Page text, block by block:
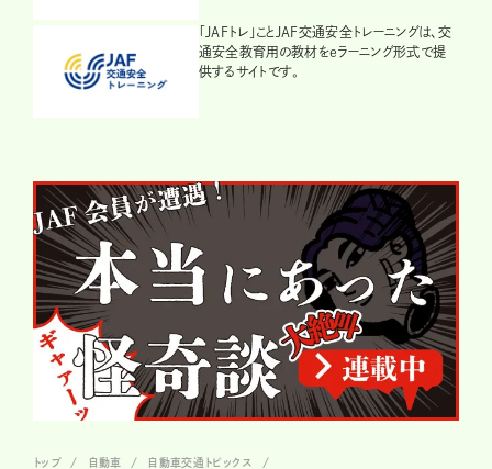
「JAFトレ」ことJAF交通安全トレーニングは、交
通安全教育用の教材をeラーニング形式で提
供するサイトです。
トップ 自動車
自動車交通トピックス